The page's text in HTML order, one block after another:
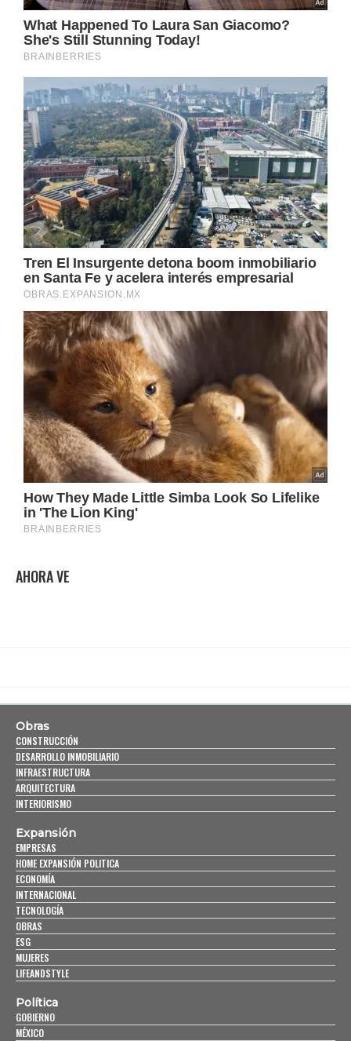
AHORA VE
Obras
CONSTRUCCIÓN
DESARROLLO INMOBILIARIO
INFRAESTRUCTURA
ARQUITECTURA
INTERIORISMO
Expansión
EMPRESAS
HOME EXPANSIÓN POLITICA
ECONOMÍA
INTERNACIONAL
TECNOLOGÍA
OBRAS
ESG
MUJERES
LIFEANDSTYLE
Política
GOBIERNO
MÉXICO